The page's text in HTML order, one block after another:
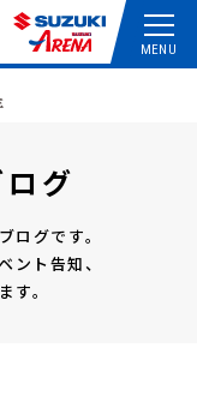
グ
ログです。
ント告知、
す。